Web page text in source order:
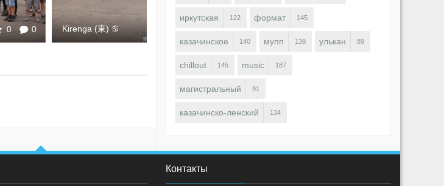
1522 0 0 Kirenga (東) ♋
иркутская 122 формат 145
казачинское 140 мупп 139 улькан 89
chillout 145 music 187
магистральный 91
казачинско-ленский 134
Контакты